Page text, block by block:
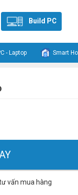
Build PC
- Laptop Smart
vấn mua hàng